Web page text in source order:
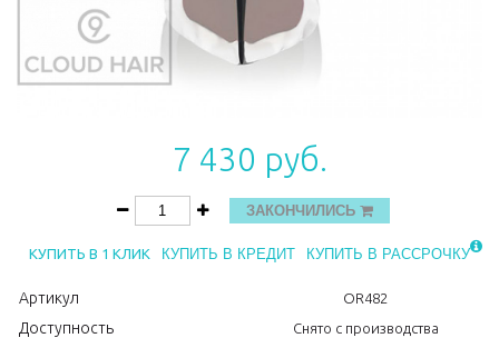
7 430 руб.
ЗАКОНЧИЛИСЬ
КУПИТЬ В 1 КЛИК КУПИТЬ В КРЕДИТ КУПИТЬ В РАССРОЧКУ
Артикул OR482
Доступность Снято с производства